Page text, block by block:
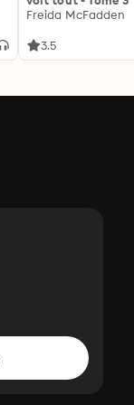
Freida McFadden
3.5